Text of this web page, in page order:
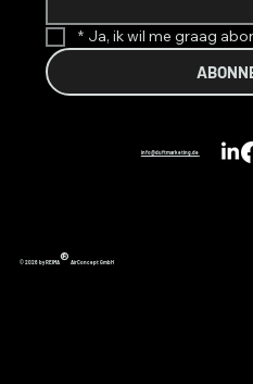
* Ja, ik wil me graag
info@duftmarketing.de
© 2026 by REIMA® AirConcept GmbH